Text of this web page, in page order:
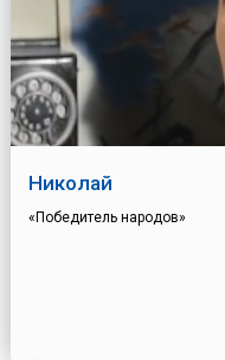
Николай
«Победитель народов»